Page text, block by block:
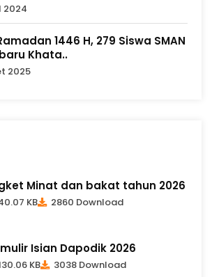
2024
1446 H, 279 Siswa SMAN
Khata..
2025
Minat dan bakat tahun 2026
KB 2860 Download
Isian Dapodik 2026
KB 3038 Download